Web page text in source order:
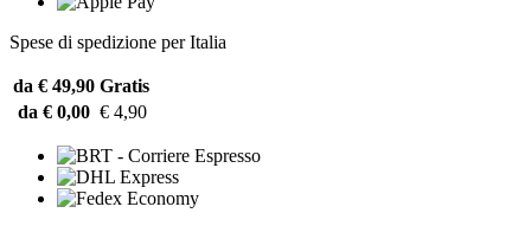
Spese di spedizione per Italia
da € 49,90 Gratis
da € 0,00 € 4,90